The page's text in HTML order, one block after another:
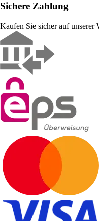
Sichere Zahlung
Kaufen Sie sicher auf unserer